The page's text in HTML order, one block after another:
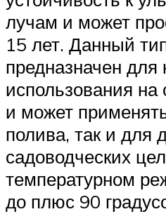
лучам и может
15 лет. Данный
предназначен для
использования на
и может
полива, так и для
садоводческих
температурном
до плюс 90